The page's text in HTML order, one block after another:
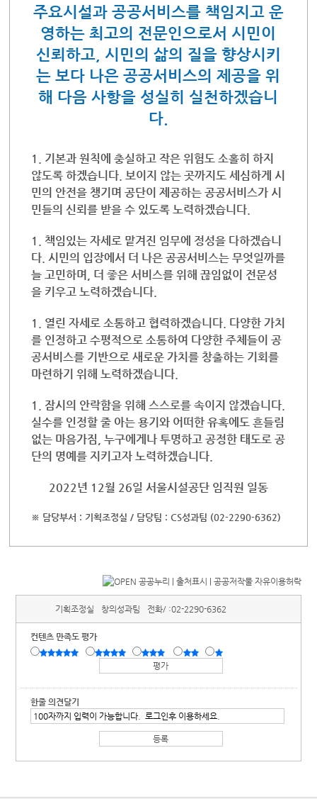
주요시설과 공공서비스를 책임지고 운
영하는 최고의 전문인으로서 시민이
신뢰하고, 시민의 삶의 질을 향상시키
는 보다 나은 공공서비스의 제공을 위
해 다음 사항을 성실히 실천하겠습니
다.
1.
기본과 원칙에 충실하고 작은 위험도 소홀히 하지
않도록 하겠습니다. 보이지 않는 곳까지도 세심하게 시
민의 안전을 챙기며 공단이 제공하는 공공서비스가 시
민들의 신뢰를 받을 수 있도록 노력하겠습니다.
1.
책임있는 자세로 맡겨진 임무에 정성을 다하겠습니
다. 시민의 입장에서 더 나은 공공서비스는 무엇일까를
늘 고민하며, 더 좋은 서비스를 위해 끊임없이 전문성
을 키우고 노력하겠습니다.
1.
열린 자세로 소통하고 협력하겠습니다. 다양한 가치
를 인정하고 수평적으로 소통하여 다양한 주체들이 공
공서비스를 기반으로 새로운 가치를 창출하는 기회를
마련하기 위해 노력하겠습니다.
1.
잠시의 안락함을 위해 스스로를 속이지 않겠습니다.
실수를 인정할 줄 아는 용기와 어떠한 유혹에도 흔들림
없는 마음가짐, 누구에게나 투명하고 공정한 태도로 공
단의 명예를 지키고자 노력하겠습니다.
2022년 12월 26일 서울시설공단 임직원 일동
※ 담당부서 : 기획조정실 / 담당팀 : CS성과팀 (02-2290-6362)
기획조정실 창의성과팀 전화/ :02-2290-6362
컨텐츠 만족도 평가
한줄 의견달기